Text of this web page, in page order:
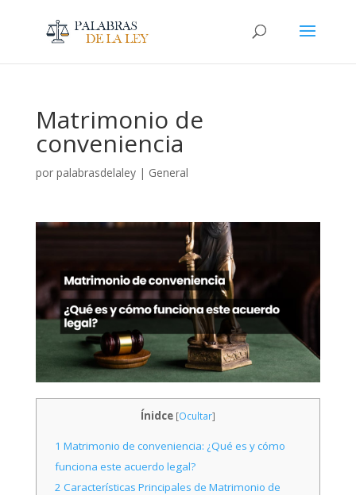
Matrimonio de
conveniencia
por palabrasdelaley| General
Ínidce [Ocultar]
1 Matrimonio de conveniencia: ¿Qué es y cómo
funciona este acuerdo legal?
2 Características Principales de Matrimonio de